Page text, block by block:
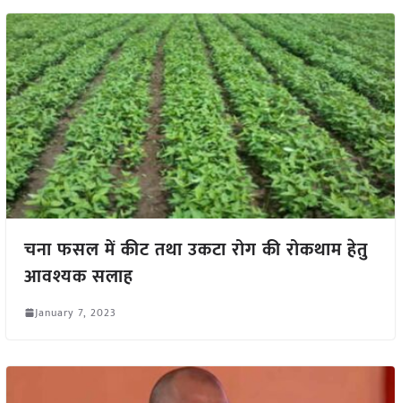
चना फसल में कीट तथा उकटा रोग की रोकथाम हेतु
आवश्यक सलाह
January 7, 2023